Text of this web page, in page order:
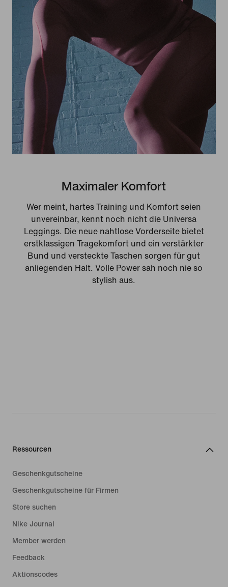
Maximaler Komfort
Wer meint, hartes Training und Komfort seien
unvereinbar, kennt noch nicht die Universa
Leggings. Die neue nahtlose Vorderseite bietet
erstklassigen Tragekomfort und ein verstärkter
Bund und versteckte Taschen sorgen für gut
anliegenden Halt. Volle Power sah noch nie so
stylish aus.
Ressourcen
Geschenkgutscheine
Geschenkgutscheine für Firmen
Store suchen
Nike Journal
Member werden
Feedback
Aktionscodes